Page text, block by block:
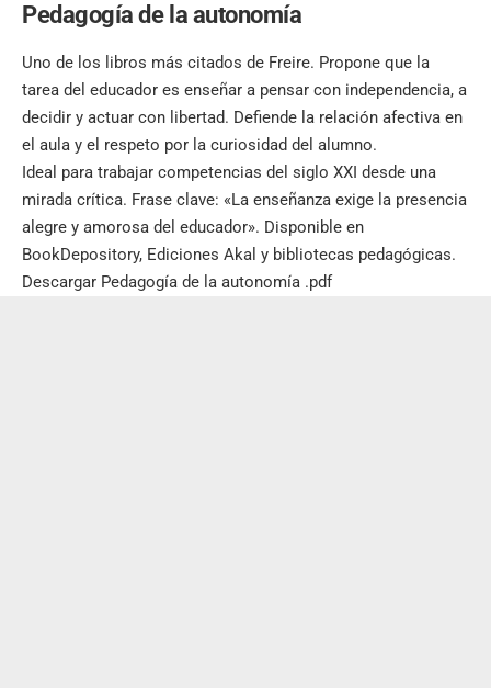
Pedagogía de la autonomía
Uno de los libros más citados de Freire. Propone que la
tarea del educador es enseñar a pensar con independencia, a
decidir y actuar con libertad. Defiende la relación afectiva en
el aula y el respeto por la curiosidad del alumno.
Ideal para trabajar competencias del siglo XXI desde una
mirada crítica. Frase clave: «La enseñanza exige la presencia
alegre y amorosa del educador». Disponible en
BookDepository, Ediciones Akal y bibliotecas pedagógicas.
Descargar Pedagogía de la autonomía .pdf